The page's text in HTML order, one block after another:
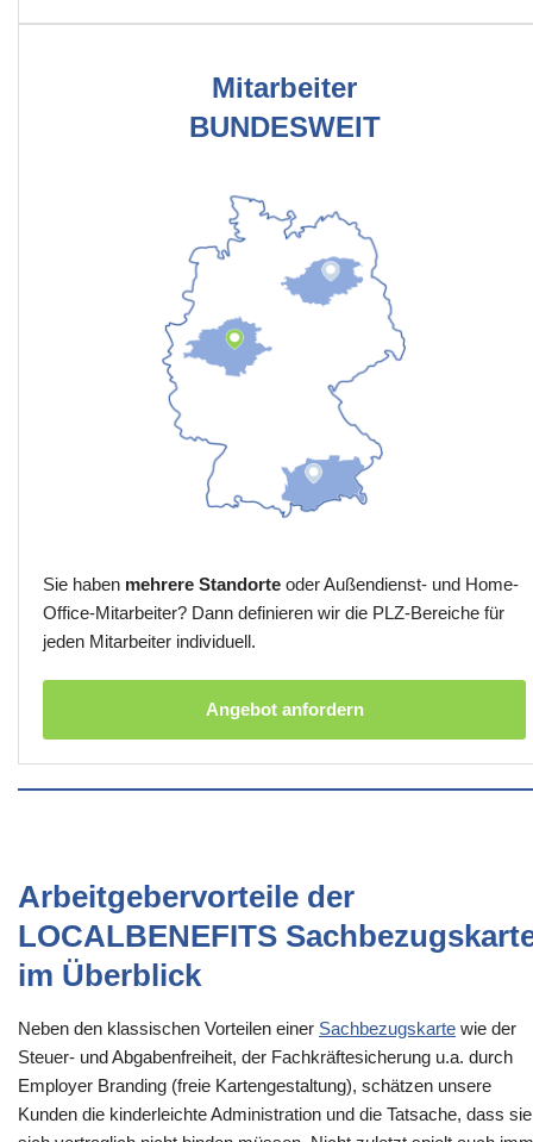
Mitarbeiter
BUNDESWEIT
Sie haben mehrere Standorte oder Außendienst- und Home-
Office-Mitarbeiter? Dann definieren wir die PLZ-Bereiche für
jeden Mitarbeiter individuell.
Angebot anfordern
Arbeitgebervorteile der
LOCALBENEFITS
im Überblick
Neben den klassischen Vorteilen einer Sachbezugskarte wie der
Steuer- und Abgabenfreiheit, der Fachkräftesicherung u.a. durch
Employer Branding (freie Kartengestaltung), schätzen unsere
Kunden die kinderleichte Administration und die Tatsache, dass sie